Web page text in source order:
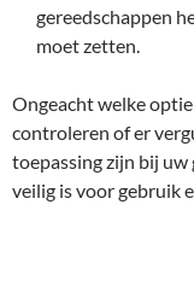
gereedschappen
moet zetten.
Ongeacht welke
controleren of er
toepassing zijn bij uw
veilig is voor gebruik